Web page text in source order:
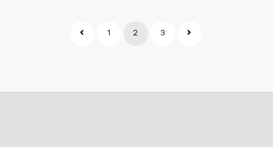
1 2 3